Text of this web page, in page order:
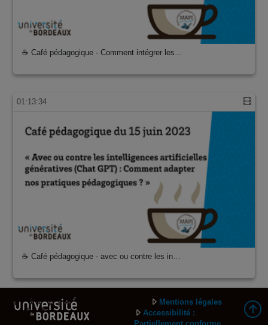
☕ Café pédagogique - Comment intégrer les…
01:13:34
☕ Café pédagogique - avec ou contre les in…
Mentions légales
Accessibilité :